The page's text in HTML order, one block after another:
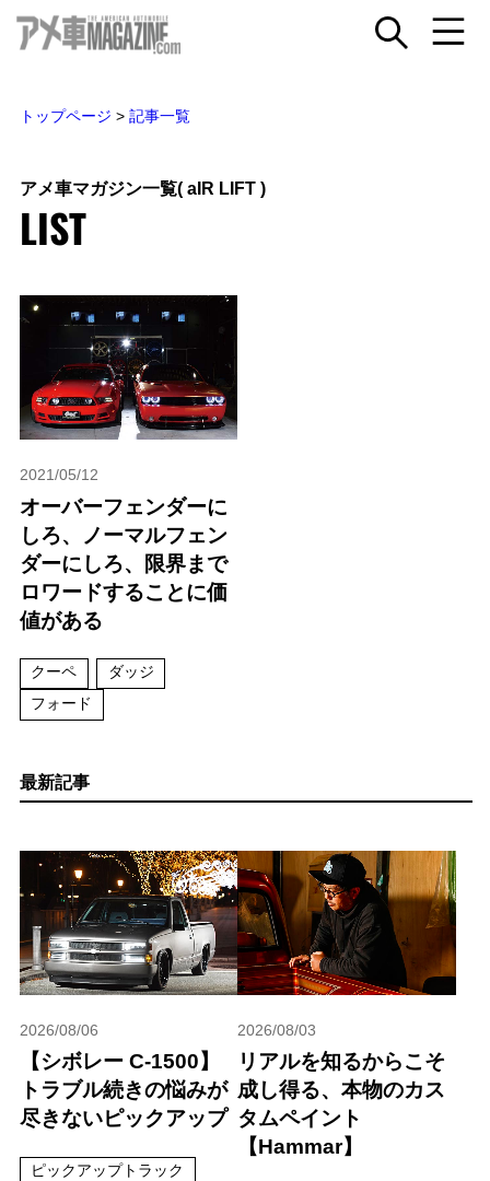
トップページ > 記事一覧
アメ車マガジン一覧( aIR LIFT )
LIST
2021/05/12
オーバーフェンダーに
しろ、ノーマルフェン
ダーにしろ、限界まで
ロワードすることに価
値がある
クーペ
ダッジ
フォード
最新記事
2026/08/06
【シボレー C-1500】
トラブル続きの悩みが
尽きないピックアップ
ピックアップトラック
2026/08/03
リアルを知るからこそ
成し得る、本物のカス
タムペイント
【Hammar】